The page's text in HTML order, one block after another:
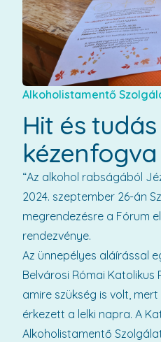
Alkoholistamentő
Hit és tudás
kézenfogva
“Az alkohol rabságából
2024. szeptember 26-án
megrendezésre a Fórum
rendezvénye.
Az ünnepélyes aláírással
Belvárosi Római
amire szükség is volt,
érkezett a lelki napra. A
Alkoholistamentő